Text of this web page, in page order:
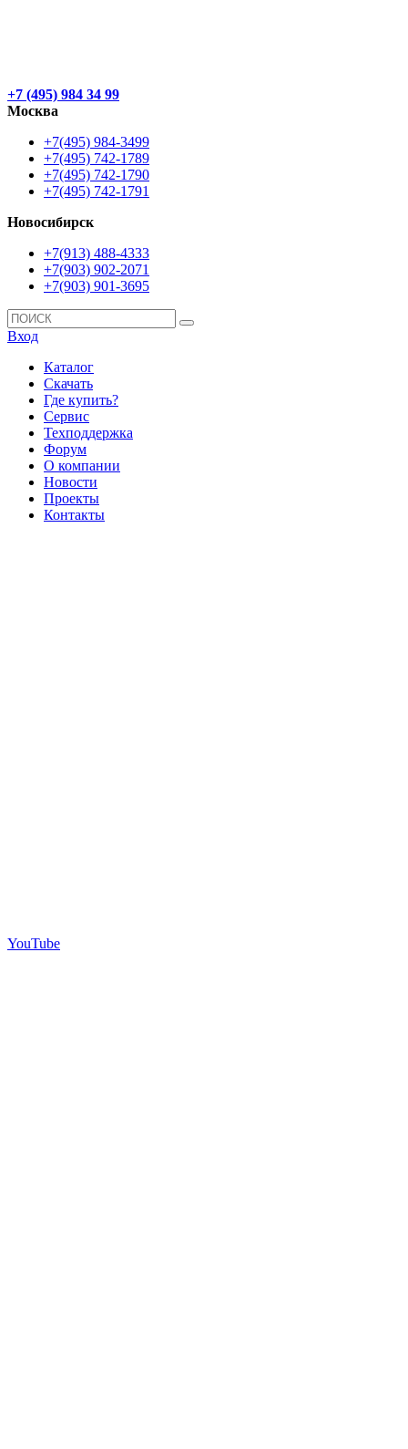
+7 (495) 984 34 99
Москва
+7(495) 984-3499
+7(495) 742-1789
+7(495) 742-1790
+7(495) 742-1791
Новосибирск
+7(913) 488-4333
+7(903) 902-2071
+7(903) 901-3695
Вход
Каталог
Скачать
Где купить?
Сервис
Техподдержка
Форум
О компании
Новости
Проекты
Контакты
YouTube